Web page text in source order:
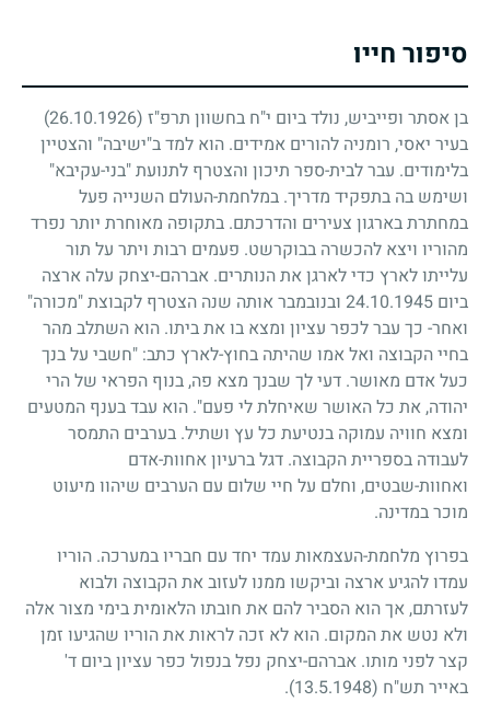
סיפור חייו
בן אסתר ופייביש, נולד ביום י"ח בחשוון תרפ"ז (26.10.1926)
בעיר יאסי, רומניה להורים אמידים. הוא למד ב"ישיבה" והצטיין
בלימודים. עבר לבית-ספר תיכון והצטרף לתנועת "בני-עקיבא"
ושימש בה בתפקיד מדריך. במלחמת-העולם השנייה פעל
במחתרת בארגון צעירים והדרכתם. בתקופה מאוחרת יותר נפרד
מהוריו ויצא להכשרה בבוקרשט. פעמים רבות ויתר על תור
עלייתו לארץ כדי לארגן את הנותרים. אברהם-יצחק עלה ארצה
ביום 24.10.1945 ובנובמבר אותה שנה הצטרף לקבוצת "מכורה"
ואחר- כך עבר לכפר עציון ומצא בו את ביתו. הוא השתלב מהר
בחיי הקבוצה ואל אמו שהיתה בחוץ-לארץ כתב: "חשבי על בנך
כעל אדם מאושר. דעי לך שבנך מצא פה, בנוף הפראי של הרי
יהודה, את כל האושר שאיחלת לי פעם". הוא עבד בענף המטעים
ומצא חוויה עמוקה בנטיעת כל עץ ושתיל. בערבים התמסר
לעבודה בספריית הקבוצה. דגל ברעיון אחוות-אדם
ואחוות-שבטים, וחלם על חיי שלום עם הערבים שיהוו מיעוט
מוכר במדינה.
בפרוץ מלחמת-העצמאות עמד יחד עם חבריו במערכה. הוריו
עמדו להגיע ארצה וביקשו ממנו לעזוב את הקבוצה ולבוא
לעזרתם, אך הוא הסביר להם את חובתו הלאומית בימי מצור אלה
ולא נטש את המקום. הוא לא זכה לראות את הוריו שהגיעו זמן
קצר לפני מותו. אברהם-יצחק נפל בנפול כפר עציון ביום ד'
באייר תש"ח (13.5.1948)
.